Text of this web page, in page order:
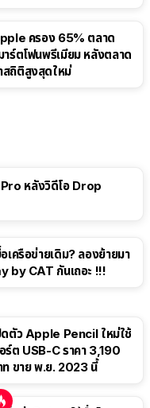
ครอง 65% ตลาด
าร์ตโฟนพรีเมียม หลังตลาด
สถิติสูงสุดใหม่
หลังวิดีโอ Drop
อเครือข่ายเดิม? ลองย้ายมา
by CAT กันเถอะ !!!
ดตัว Apple Pencil ใหม่ใช้
ร์ต USB-C ราคา 3,190
ท ขาย พ.ย. 2023 นี้